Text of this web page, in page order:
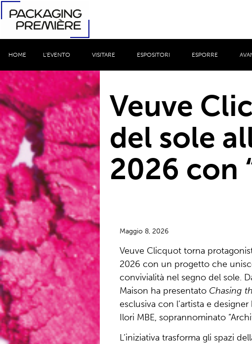
HOME L’EVENTO VISITARE ESPOSITORI ESPORRE
Veuve
del sole
2026 con
Maggio 8, 2026
Veuve Clicquottorna
2026 con un progetto che
convivialità nel segno del sole.
Maison ha presentato Chasing
esclusiva con l’artista e
Ilori MBE, soprannominato
L’iniziativa trasforma gli spazi